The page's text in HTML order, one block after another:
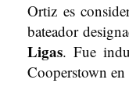
Ortiz es
bateador
Ligas. Fue
Cooperstown